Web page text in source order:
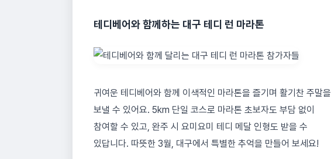
테디베어와 함께하는 대구 테디 런 마라톤
귀여운 테디베어와 함께 이색적인 마라톤을 즐기며 활기찬 주말을
보낼 수 있어요. 5km 단일 코스로 마라톤 초보자도 부담 없이
참여할 수 있고, 완주 시 요미요미 테디 메달 인형도 받을 수
있답니다. 따뜻한 3월, 대구에서 특별한 추억을 만들어 보세요!